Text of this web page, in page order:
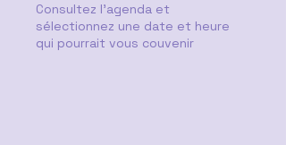
Consultez l'agenda et
sélectionnez une date et heure
qui pourrait vous couvenir